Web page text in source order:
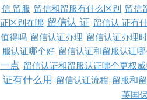
信 留服 留信和留服有什么区别
留信
证区别在哪 留信认 证 留信认 证有
值得吗 留信认证办理 留信认证办理
服认证哪个好 留信认证和留服认证
一点 留信认证和留服认证哪个更权
证有什么用 留信认证流程 留服和
英国